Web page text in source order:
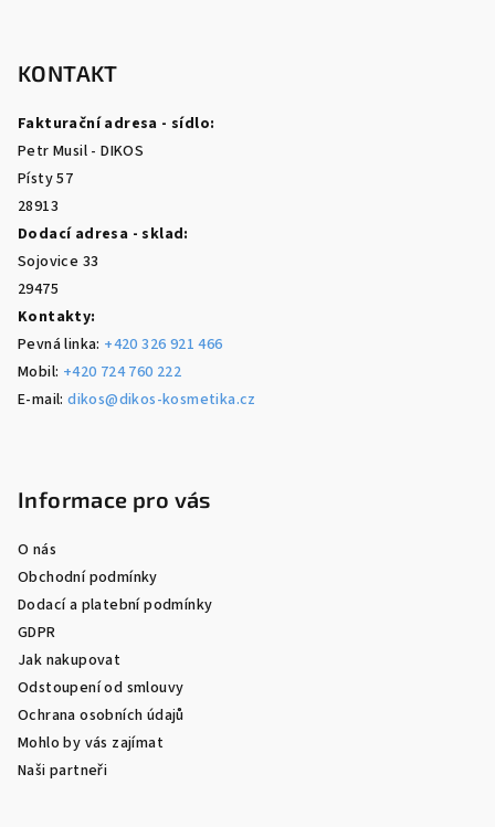
KONTAKT
Fakturační adresa - sídlo:
Petr Musil - DIKOS
Písty 57
28913
Dodací adresa - sklad:
Sojovice 33
29475
Kontakty:
Pevná linka: +420 326 921 466
Mobil: +420 724 760 222
E-mail:dikos@dikos-kosmetika.cz
Informace pro vás
O nás
Obchodní podmínky
Dodací a platební podmínky
GDPR
Jak nakupovat
Odstoupení od smlouvy
Ochrana osobních údajů
Mohlo by vás zajímat
Naši partneři